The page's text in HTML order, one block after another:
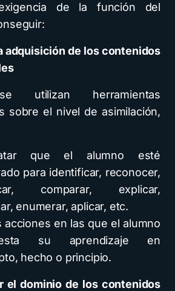
de la función del
adquisición de los contenidos
utilizan herramientas
sobre el nivel de asimilación,
que el alumno esté
para identificar, reconocer,
comparar, explicar,
enumerar, aplicar, etc.
acciones en las que el alumno
su aprendizaje en
hecho o principio.
el dominio de los contenidos